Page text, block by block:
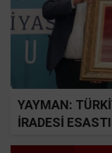
YAYMAN:
İRADESİ